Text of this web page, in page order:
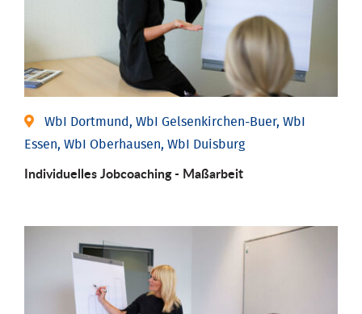
WbI Dortmund, WbI Gelsenkirchen-Buer, WbI
Essen, WbI Oberhausen, WbI Duisburg
Individu­elles Job­coaching - Maßarbeit